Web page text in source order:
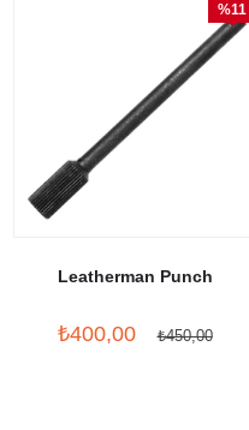
Leatherman Punch
₺400,00 ₺450,00
%11
İndirim